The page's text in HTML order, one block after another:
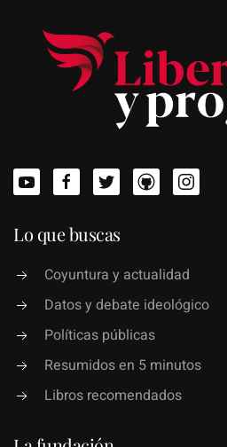
Lo que buscas
Coyuntura y actualidad
Datos y debate ideológico
Políticas públicas
Resumidos en 5 minutos
Libros recomendados